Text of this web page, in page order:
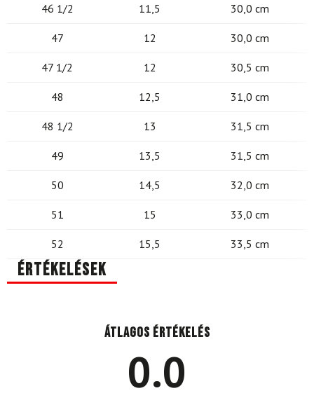
46 1/2 11,5 30,0 cm
47 12 30,0 cm
47 1/2 12 30,5 cm
48 12,5 31,0 cm
48 1/2 13 31,5 cm
49 13,5 31,5 cm
50 14,5 32,0 cm
51 15 33,0 cm
52 15,5 33,5 cm
Értékelések
Átlagos értékelés
0.0